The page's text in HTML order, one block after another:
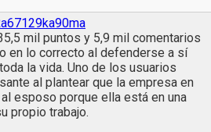
mil puntos y 5,9 mil comentarios
en lo correcto al defenderse a sí
la vida. Uno de los usuarios
al plantear que la empresa en
esposo porque ella está en una
propio trabajo.